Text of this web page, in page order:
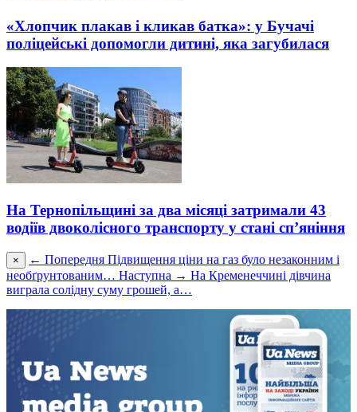
«Хлопчик плакав і кликав батка»: у Бучачі
поліцейські допомогли дитині, яка загубилася
На Тернопільщині за два місяці затримали 43
водіїв двоколісного транспорту у стані сп’яніння
× ← Попередня Підвищення ціни на газ було незаконним і
необґрунтованим… Наступна → На Кременеччині дівчина
виграла солідну суму грошей, а…